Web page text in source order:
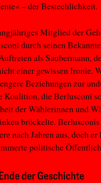
– der Bestechlichkeit.
Mitglied der
durch seinen
als Saubermann,
einer gewissen Ironie.
Beziehungen zur
Koalition, die Berlusconi
der Wählerinnen und
bröckelte.
nach Jahren aus, doch
politische
der Geschichte